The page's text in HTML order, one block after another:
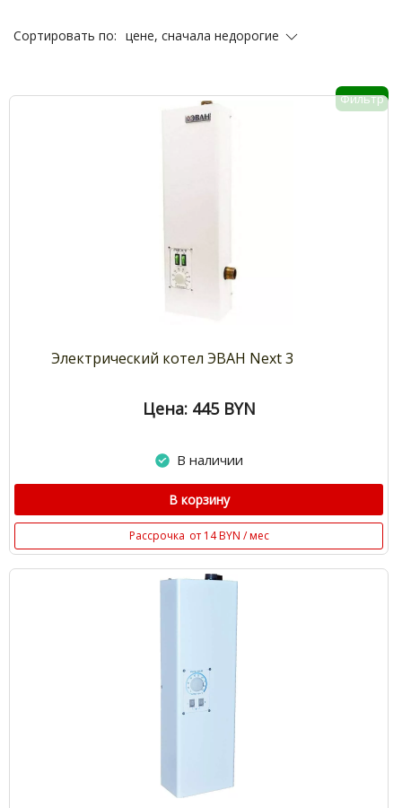
Сортировать по: цене, сначала недорогие
Фильтр
Электрический котел ЭВАН Next 3
Цена: 445 BYN
В наличии
В корзину
Рассрочка от 14 BYN / мес